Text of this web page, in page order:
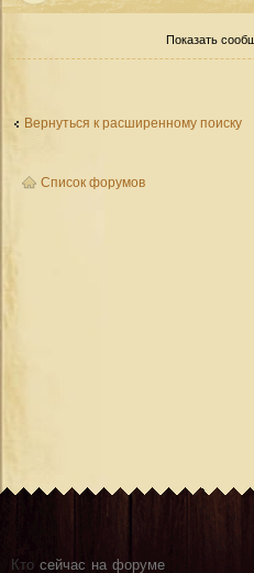
Показать
Вернуться к расширенному поиску
Список форумов
Кто сейчас на форуме